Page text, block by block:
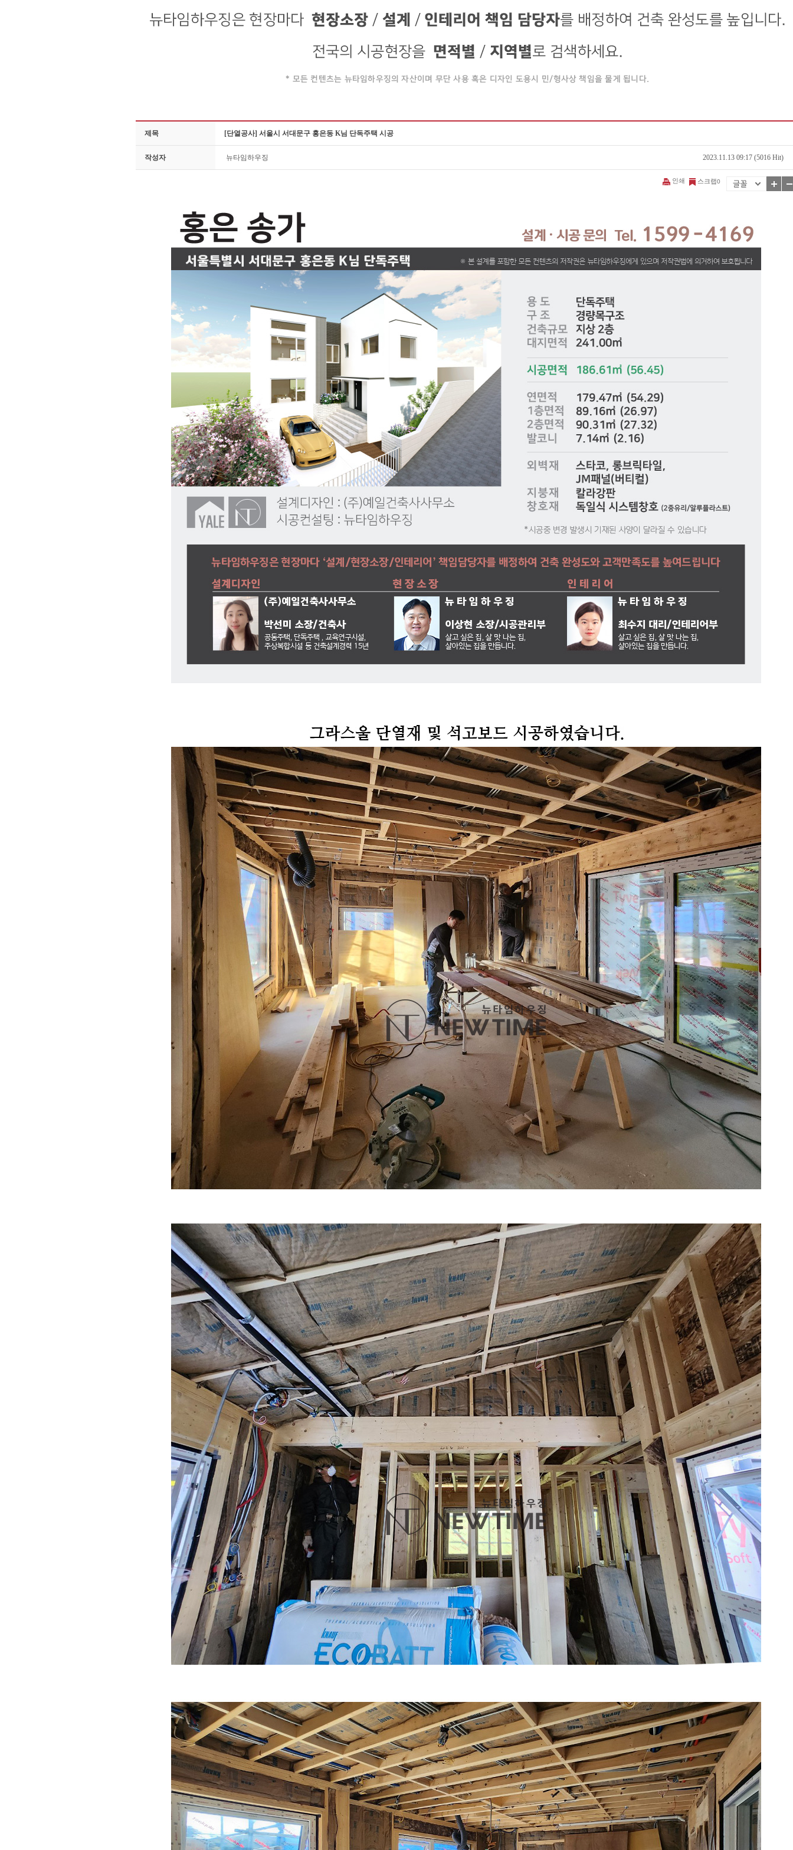
제목 [단열공사] 서울시 서대문구 홍은동 K님 단독주택 시공
작성자 뉴타임하우징 2023.11.13 09:17 (5016 Hit)
인쇄 스크랩0